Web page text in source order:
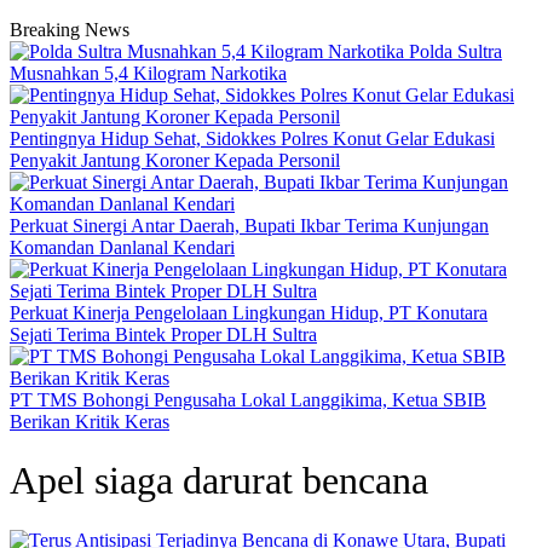
Breaking News
Polda Sultra
Musnahkan 5,4 Kilogram Narkotika
Pentingnya Hidup Sehat, Sidokkes Polres Konut Gelar Edukasi
Penyakit Jantung Koroner Kepada Personil
Perkuat Sinergi Antar Daerah, Bupati Ikbar Terima Kunjungan
Komandan Danlanal Kendari
Perkuat Kinerja Pengelolaan Lingkungan Hidup, PT Konutara
Sejati Terima Bintek Proper DLH Sultra
PT TMS Bohongi Pengusaha Lokal Langgikima, Ketua SBIB
Berikan Kritik Keras
Apel siaga darurat bencana